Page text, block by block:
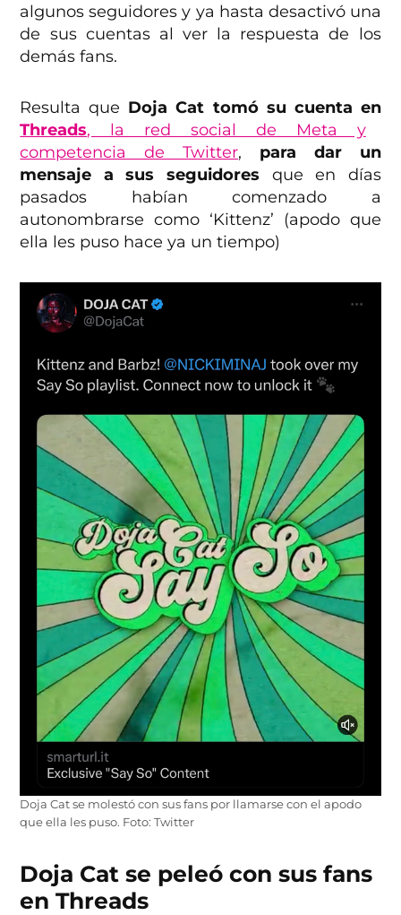
algunos seguidores y ya hasta desactivó una
de sus cuentas al ver la respuesta de los
demás fans.
Resulta que Doja Cat tomó su cuenta en
Threads, la red social de Meta y
competencia de Twitter, para dar un
mensaje a sus seguidores que en días
pasados habían comenzado a
autonombrarse como ‘Kittenz’ (apodo que
ella les puso hace ya un tiempo)
Doja Cat se molestó con sus fans por llamarse con el apodo
que ella les puso. Foto: Twitter
Doja Cat se peleó con sus fans
en Threads